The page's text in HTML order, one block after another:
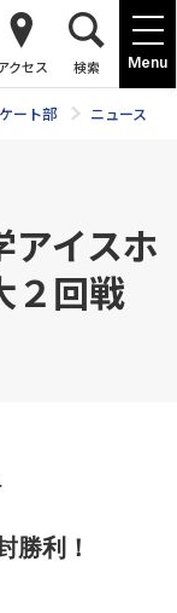
Menu
クセス 検索
ート部 ニュース
アイスホ
２回戦
勝利！